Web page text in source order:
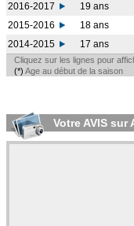
2016-2017
19 ans
2015-2016
18 ans
2014-2015
17 ans
Cliquez sur les lignes pour
(*) Age au début de la saison
Votre AVIS sur